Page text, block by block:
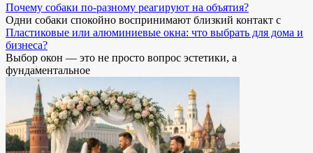
Почему собаки по-разному реагируют на объятия?
Одни собаки спокойно воспринимают близкий контакт с
Пластиковые или алюминиевые окна: что выбрать для дома и
бизнеса?
Выбор окон — это не просто вопрос эстетики, а
фундаментальное